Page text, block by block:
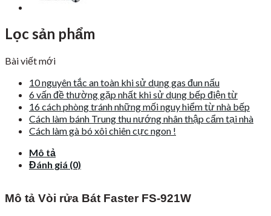
Lọc sản phẩm
Bài viết mới
10 nguyên tắc an toàn khi sử dụng gas đun nấu
6 vấn đề thường gặp nhất khi sử dụng bếp điện từ
16 cách phòng tránh những mối nguy hiểm từ nhà bếp
Cách làm bánh Trung thu nướng nhân thập cẩm tại nhà
Cách làm gà bó xôi chiên cực ngon !
Mô tả
Đánh giá (0)
Mô tả Vòi rửa Bát Faster FS-921W